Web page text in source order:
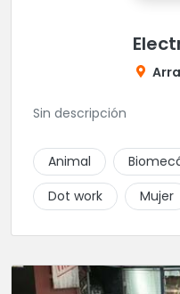
Sin descripción
Animal
Dot work
Mujer